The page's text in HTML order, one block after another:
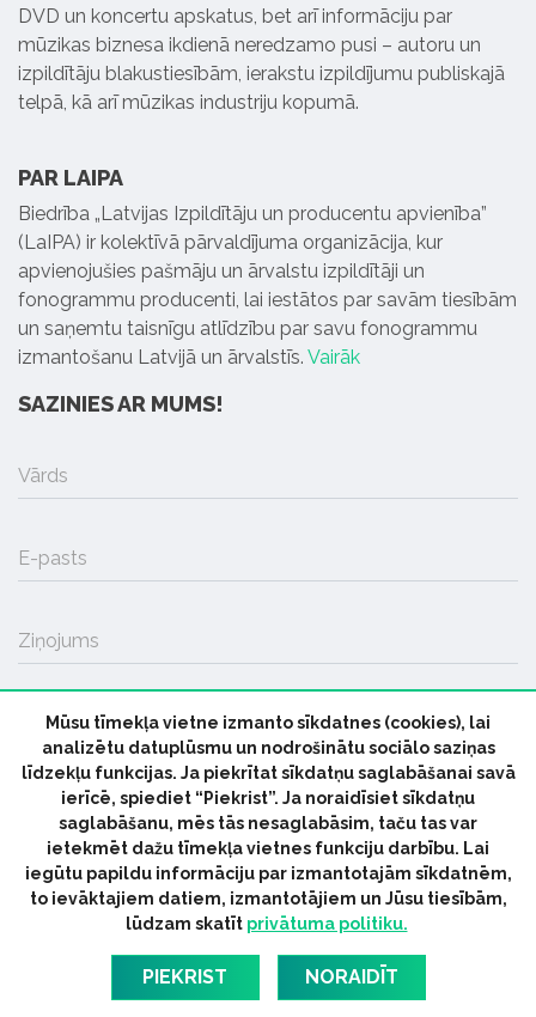
DVD un koncertu apskatus, bet arī informāciju par
mūzikas biznesa ikdienā neredzamo pusi – autoru un
izpildītāju blakustiesībām, ierakstu izpildījumu publiskajā
telpā, kā arī mūzikas industriju kopumā.
PAR LAIPA
Biedrība „Latvijas Izpildītāju un producentu apvienība”
(LaIPA) ir kolektīvā pārvaldījuma organizācija, kur
apvienojušies pašmāju un ārvalstu izpildītāji un
fonogrammu producenti, lai iestātos par savām tiesībām
un saņemtu taisnīgu atlīdzību par savu fonogrammu
izmantošanu Latvijā un ārvalstīs. Vairāk
SAZINIES AR MUMS!
Vārds
E-pasts
Ziņojums
SŪTĪT
© 2026 parmuziku.lv, visas tiesības paturētas
ParMuziku.lv Mūzikas Ziņas
Industrijas Ziņas
Industrijas ABC
Mūzika Biznesam
Latvijas oficiālais
dziesmu TOPS
RIGaLIVE
Mūsu tīmekļa vietne izmanto sīkdatnes (cookies), lai
analizētu datuplūsmu un nodrošinātu sociālo saziņas
līdzekļu funkcijas. Ja piekrītat sīkdatņu saglabāšanai savā
ierīcē, spiediet “Piekrist”. Ja noraidīsiet sīkdatņu
saglabāšanu, mēs tās nesaglabāsim, taču tas var
ietekmēt dažu tīmekļa vietnes funkciju darbību. Lai
iegūtu papildu informāciju par izmantotajām sīkdatnēm,
to ievāktajiem datiem, izmantotājiem un Jūsu tiesībām,
lūdzam skatīt privātuma politiku.
PIEKRIST NORAIDĪT